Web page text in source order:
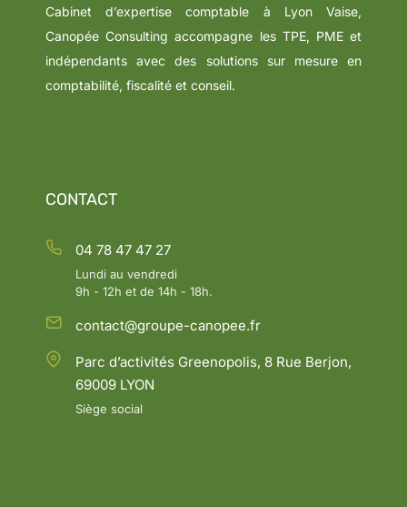
Cabinet d’expertise comptable à Lyon Vaise,
Canopée Consulting accompagne les TPE, PME et
indépendants avec des solutions sur mesure en
comptabilité, fiscalité et conseil.
CONTACT
04 78 47 47 27
Lundi au vendredi
9h - 12h et de 14h - 18h.
contact@groupe-canopee.fr
Parc d’activités Greenopolis, 8 Rue Berjon,
69009 LYON
Siège social